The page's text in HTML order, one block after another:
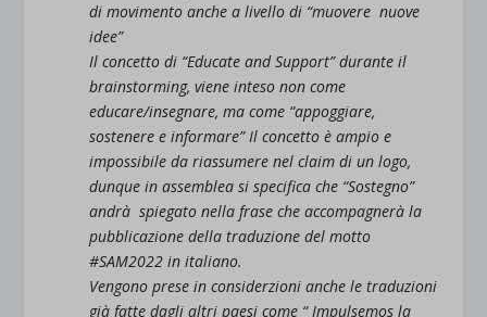
di movimento anche a livello di “muovere nuove
idee”
Il concetto di “Educate and Support” durante il
brainstorming, viene inteso non come
educare/insegnare, ma come “appoggiare,
sostenere e informare” Il concetto è ampio e
impossibile da riassumere nel claim di un logo,
dunque in assemblea si specifica che “Sostegno”
andrà spiegato nella frase che accompagnerà la
pubblicazione della traduzione del motto
#SAM2022 in italiano.
Vengono prese in considerzioni anche le traduzioni
già fatte dagli altri paesi come “ Impulsemos la